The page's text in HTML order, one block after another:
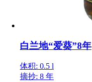
白兰地“爱葵”8年
体积: 0.5 l
摘抄: 8 年